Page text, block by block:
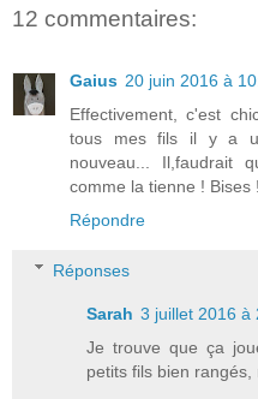
12 commentaires:
Gaius 20 juin 2016 à
Effectivement, c'est
tous mes fils il y a
nouveau... Il,faudrait
comme la tienne ! Bises !
Répondre
Réponses
Sarah 3 juillet 2016 à
Je trouve que ça
petits fils bien